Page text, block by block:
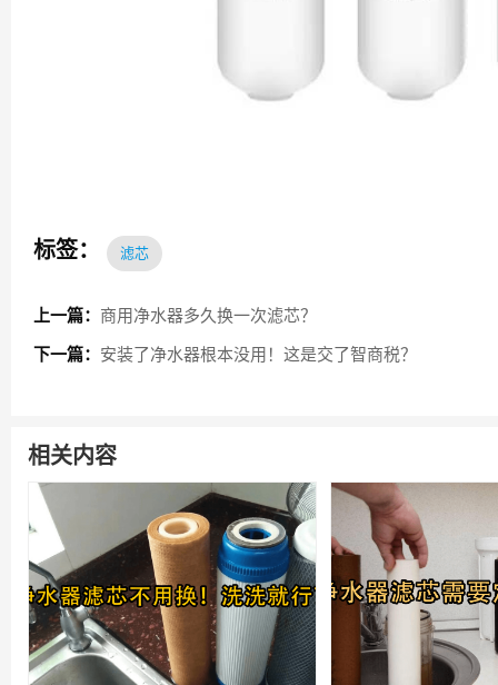
标签： 滤芯
上一篇： 商用净水器多久换一次滤芯？
下一篇： 安装了净水器根本没用！这是交了智商税？
相关内容